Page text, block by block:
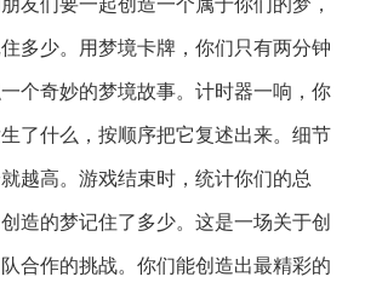
多少。用梦境卡牌，你们只有两分钟
个奇妙的梦境故事。计时器一响，你
了什么，按顺序把它复述出来。细节
越高。游戏结束时，统计你们的总
造的梦记住了多少。这是一场关于创
合作的挑战。你们能创造出最精彩的